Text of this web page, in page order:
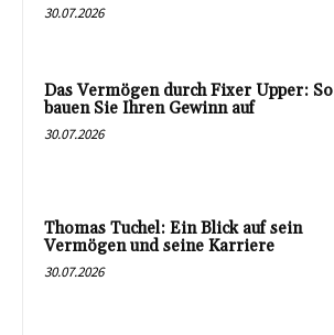
30.07.2026
Das Vermögen durch Fixer Upper: So
bauen Sie Ihren Gewinn auf
30.07.2026
Thomas Tuchel: Ein Blick auf sein
Vermögen und seine Karriere
30.07.2026